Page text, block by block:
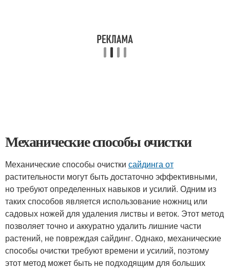
Механические способы очистки
Механические способы очистки сайдинга от
растительности могут быть достаточно эффективными,
но требуют определенных навыков и усилий. Одним из
таких способов является использование ножниц или
садовых ножей для удаления листвы и веток. Этот метод
позволяет точно и аккуратно удалить лишние части
растений, не повреждая сайдинг. Однако, механические
способы очистки требуют времени и усилий, поэтому
этот метод может быть не подходящим для больших